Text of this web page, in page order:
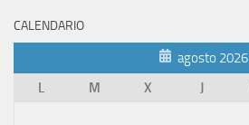
CALENDARIO
agosto 2026
L
M X J